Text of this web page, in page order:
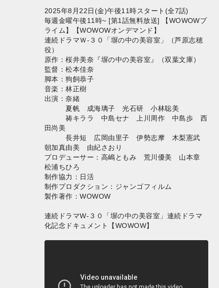
2025年8月22日(金)午後11時スタート(全7話)
毎週金曜午後11時~ [第1話無料放送] 【WOWOWプ
ライム】【WOWOWオンデマンド】
連続ドラマＷ-３０「塀の中の美容室」（芦原志穂
役）
原作：桜井美奈『塀の中の美容室』（双葉文庫）
監督：松本佳奈
脚本：狗飼恭子
音楽：林正樹
出演：奈緒
夏帆 成海璃子 光石研 小林聡美
祷キララ 中島セナ 上川周作 中島歩 西
田尚美
長井短 広岡由里子 伊勢志摩 木梨憲武
朝加真由美 由紀さおり
プロデューサー：高嶋ともみ 荒川優美 山本章
松浦ちひろ
制作協力：日活
制作プロダクション：ジャンゴフィルム
製作著作：WOWOW
連続ドラマW-３０「塀の中の美容室」連続ドラマ
化記念ドキュメント【WOWOW】